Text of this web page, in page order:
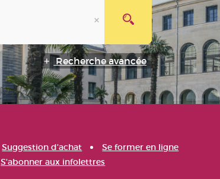
Recherche avancée
Suggestion d'achat
Se former en ligne
S'abonner aux infolettres